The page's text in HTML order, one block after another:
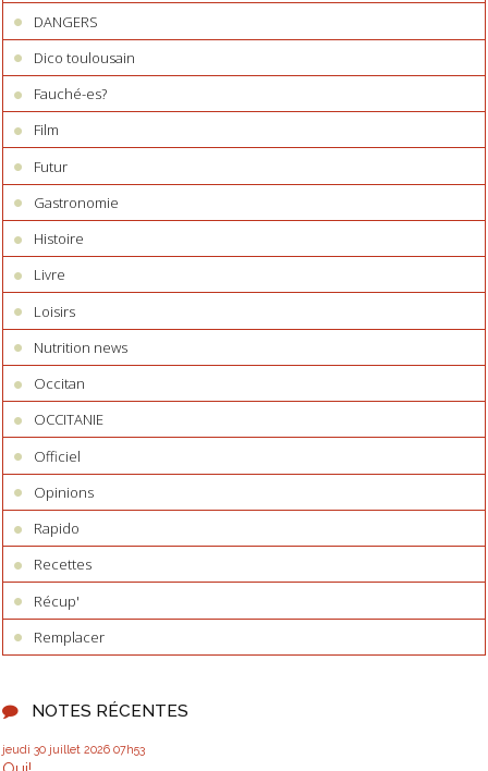
DANGERS
Dico toulousain
Fauché-es?
Film
Futur
Gastronomie
Histoire
Livre
Loisirs
Nutrition news
Occitan
OCCITANIE
Officiel
Opinions
Rapido
Recettes
Récup'
Remplacer
NOTES RÉCENTES
jeudi 30 juillet 2026 07h53